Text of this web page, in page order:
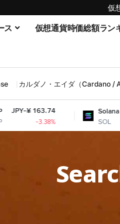
仮
ス 仮想通貨時価総額ラン
カルダノ・エイダ（Cardano /
¥ 163.74
Solana
SOL